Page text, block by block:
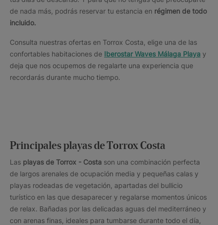
de nada más, podrás reservar tu estancia en régimen de todo
incluido.
Consulta nuestras ofertas en Torrox Costa, elige una de las
confortables habitaciones de Iberostar Waves Málaga Playa y
deja que nos ocupemos de regalarte una experiencia que
recordarás durante mucho tiempo.
Principales playas de Torrox Costa
Las playas de Torrox - Costa son una combinación perfecta
de largos arenales de ocupación media y pequeñas calas y
playas rodeadas de vegetación, apartadas del bullicio
turístico en las que desaparecer y regalarse momentos únicos
de relax. Bañadas por las delicadas aguas del mediterráneo y
con arenas finas, ideales para tumbarse durante todo el día,